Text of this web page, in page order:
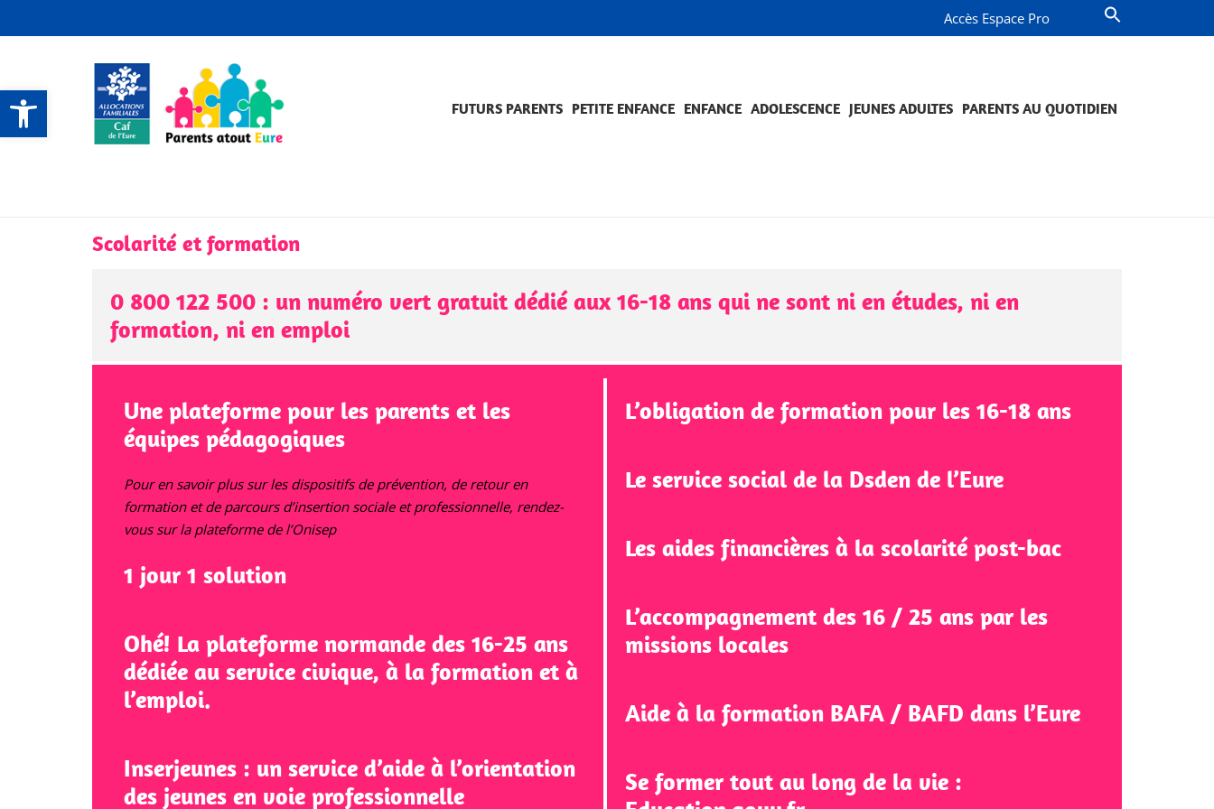
Ouvrir la barre d’outils
Accès Espace Pro
FUTURS PARENTS PETITE ENFANCE ENFANCE ADOLESCENCE JEUNES ADULTES PARENTS AU QUOTIDIEN
Scolarité et formation
0 800 122 500 : un numéro vert gratuit dédié aux 16-18 ans qui ne sont ni en études, ni en
formation, ni en emploi
Une plateforme pour les parents et les
équipes pédagogiques
Pour en savoir plus sur les dispositifs de prévention, de retour en
formation et de parcours d’insertion sociale et professionnelle, rendez-
vous sur la plateforme de l’Onisep
1 jour 1 solution
Ohé! La plateforme normande des 16-25 ans
dédiée au service civique, à la formation et à
l’emploi.
Inserjeunes : un service d’aide à l’orientation
des jeunes en voie professionnelle
L’obligation de formation pour les 16-18 ans
Le service social de la Dsden de l’Eure
Les aides financières à la scolarité post-bac
L’accompagnement des 16 / 25 ans par les
missions locales
Aide à la formation BAFA / BAFD dans l’Eure
Se former tout au long de la vie :